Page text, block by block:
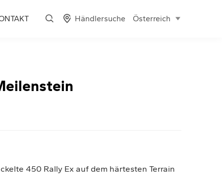
Händlersuche Österreich
450 Rally Ex auf dem härtesten Terrain